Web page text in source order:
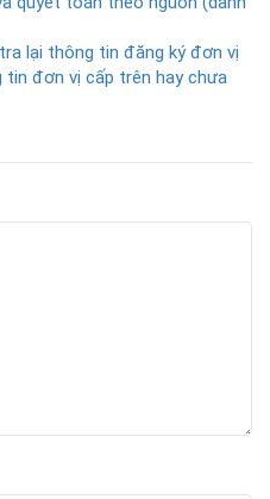
lại thông tin đăng ký đơn vị
đơn vị cấp trên hay chưa